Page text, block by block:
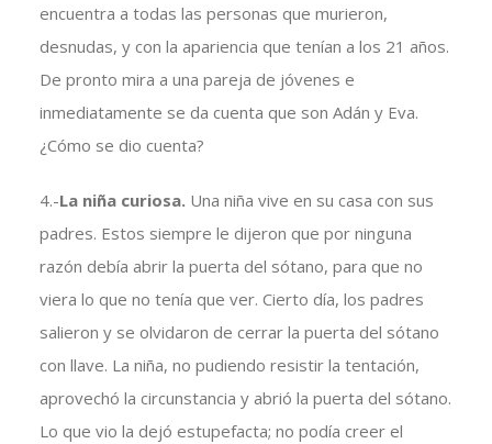
encuentra a todas las personas que murieron,
desnudas, y con la apariencia que tenían a los 21 años.
De pronto mira a una pareja de jóvenes e
inmediatamente se da cuenta que son Adán y Eva.
¿Cómo se dio cuenta?
4.-La niña curiosa. Una niña vive en su casa con sus
padres. Estos siempre le dijeron que por ninguna
razón debía abrir la puerta del sótano, para que no
viera lo que no tenía que ver. Cierto día, los padres
salieron y se olvidaron de cerrar la puerta del sótano
con llave. La niña, no pudiendo resistir la tentación,
aprovechó la circunstancia y abrió la puerta del sótano.
Lo que vio la dejó estupefacta; no podía creer el